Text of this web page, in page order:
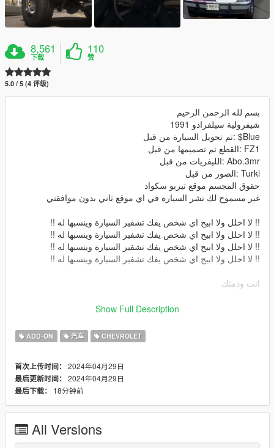
8,561
下载
110
赞
5.0 / 5 (4 评级)
بسم لله الرحمن الرحيم
شيفرولية سيلفرادو 1991
Blue$ :تم تحويل السيارة من قبل
FZ1 :القطع تم تصميمها من قبل
Abo.3mr :الليفريات من قبل
Turki :الصور من قبل
حقوق المجسم موقع تيربو سكواد
غير مسموح لك نشر السيارة في اي موقع ثاني بدون موافقتي
!! لا احلل ولا ابيح اي شخص يفك تشفير السيارة وينسبها له !!
!! لا احلل ولا ابيح اي شخص يفك تشفير السيارة وينسبها له !!
!! لا احلل ولا ابيح اي شخص يفك تشفير السيارة وينسبها له !!
!! لا احلل ولا ابيح اي شخص يفك تشفير السيارة وينسبها له !!
انت وذمتك
Chevrolet Silverado 1988
The owner of the model is :Turbosquid
خارجية السيارة بجودة عالية -
انوار مطابقة للواقع -
Show Full Description
ADD-ON 汽车 CHEVROLET
首次上传时间： 2024年04月29日
最后更新时间： 2024年04月29日
最后下载：
18分钟前
All Versions